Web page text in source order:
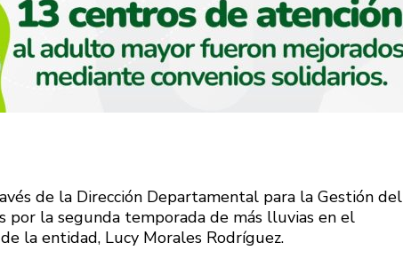
de la Dirección Departamental para la Gestión del
por la segunda temporada de más lluvias en el
la entidad, Lucy Morales Rodríguez.